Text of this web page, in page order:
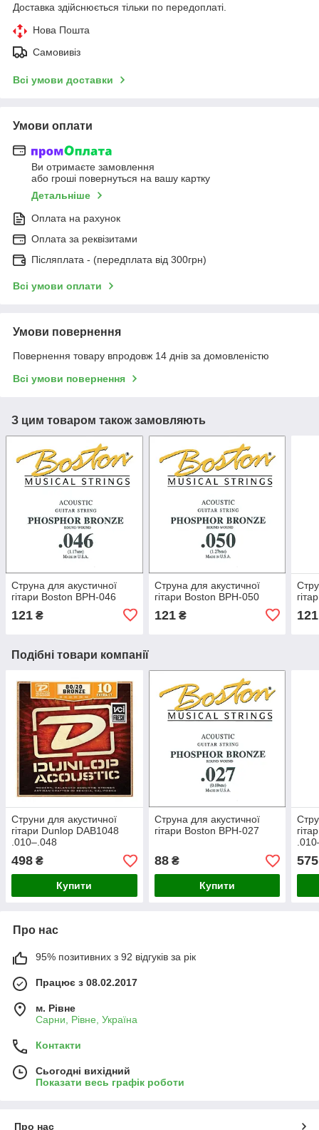
Доставка здійснюється тільки по передоплаті.
Нова Пошта
Самовивіз
Всі умови доставки
Умови оплати
Ви отримаєте замовлення
або гроші повернуться на вашу картку
Детальніше
Оплата на рахунок
Оплата за реквізитами
Післяплата - (передплата від 300грн)
Всі умови оплати
Умови повернення
Повернення товару впродовж 14 днів за домовленістю
Всі умови повернення
З цим товаром також замовляють
Струна для акустичної
гітари Boston BPH-046
121 ₴
Струна для акустичної
гітари Boston BPH-050
121₴ 121
Подібні товари компанії
Струни для акустичної
гітари Dunlop DAB1048
.010–.048
498 ₴
Купити
Струна для акустичної
гітари Boston BPH-027
88₴
Купити
575
Про нас
95% позитивних з 92 відгуків за рік
Працює з 08.02.2017
м. Рівне
Сарни, Рівне, Україна
Контакти
Сьогодні вихідний
Показати весь графік роботи
Про нас